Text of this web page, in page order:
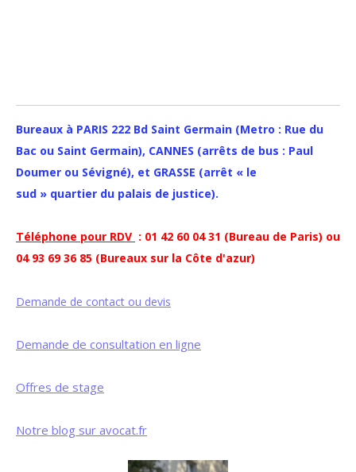
Bureaux à PARIS 222 Bd Saint Germain (Metro : Rue du
Bac ou Saint Germain), CANNES (arrêts de bus : Paul
Doumer ou Sévigné), et GRASSE (arrêt « le
sud » quartier du palais de justice).
Téléphone pour RDV : 01 42 60 04 31 (Bureau de Paris) ou
04 93 69 36 85 (Bureaux sur la Côte d'azur)
Demande de contact ou devis
Demande de consultation en ligne
Offres de stage
Notre blog sur avocat.fr